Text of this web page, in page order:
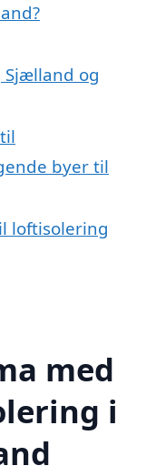
og
byer til
loftisolering
med
i